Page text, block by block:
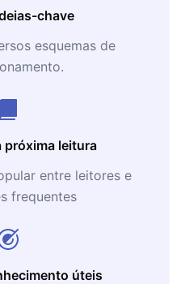
chave
esquemas de
próxima leitura
entre leitores e
frequentes
úteis